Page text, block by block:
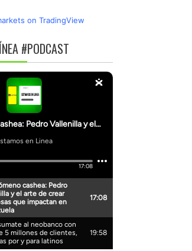
on TradingView
#PODCAST